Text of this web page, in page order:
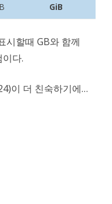
GiB
시할때 GB와 함께
다.
이 더 친숙하기에…